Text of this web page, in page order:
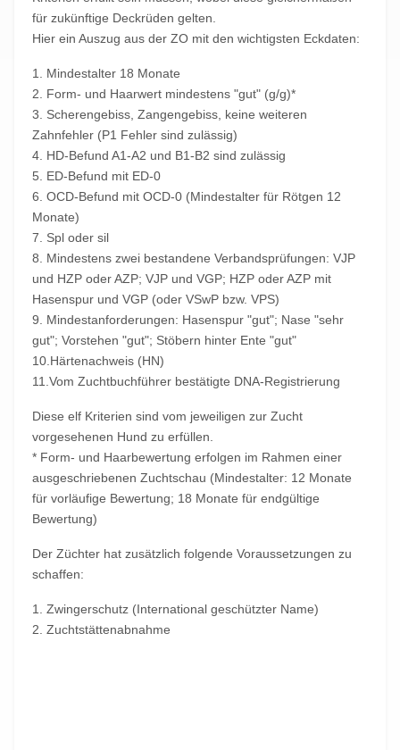
für zukünftige Deckrüden gelten.
Hier ein Auszug aus der ZO mit den wichtigsten Eckdaten:
1. Mindestalter 18 Monate
2. Form- und Haarwert mindestens "gut" (g/g)*
3. Scherengebiss, Zangengebiss, keine weiteren
Zahnfehler (P1 Fehler sind zulässig)
4. HD-Befund A1-A2 und B1-B2 sind zulässig
5. ED-Befund mit ED-0
6. OCD-Befund mit OCD-0 (Mindestalter für Rötgen 12
Monate)
7. Spl oder sil
8. Mindestens zwei bestandene Verbandsprüfungen: VJP
und HZP oder AZP; VJP und VGP; HZP oder AZP mit
Hasenspur und VGP (oder VSwP bzw. VPS)
9. Mindestanforderungen: Hasenspur "gut"; Nase "sehr
gut"; Vorstehen "gut"; Stöbern hinter Ente "gut"
10.Härtenachweis (HN)
11.Vom Zuchtbuchführer bestätigte DNA-Registrierung
Diese elf Kriterien sind vom jeweiligen zur Zucht
vorgesehenen Hund zu erfüllen.
* Form- und Haarbewertung erfolgen im Rahmen einer
ausgeschriebenen Zuchtschau (Mindestalter: 12 Monate
für vorläufige Bewertung; 18 Monate für endgültige
Bewertung)
Der Züchter hat zusätzlich folgende Voraussetzungen zu
schaffen:
1. Zwingerschutz (International geschützter Name)
2. Zuchtstättenabnahme